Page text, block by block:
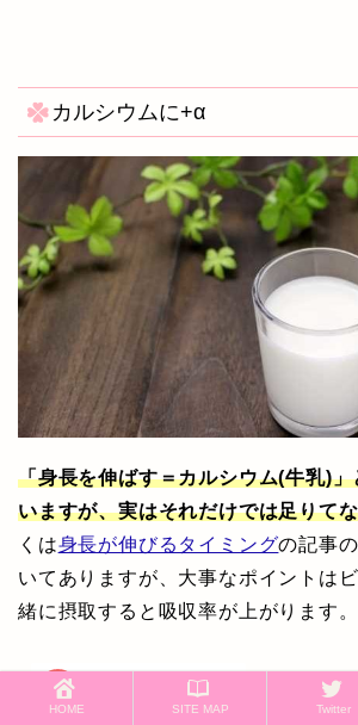
カルシウムに+α
「身長を伸ばす＝カルシウム(牛乳)
いますが、実はそれだけでは足りて
くは身長が伸びるタイミングの記事
いてありますが、大事なポイントは
緒に摂取すると吸収率が上がります。
HOME SITE MAP Twitter